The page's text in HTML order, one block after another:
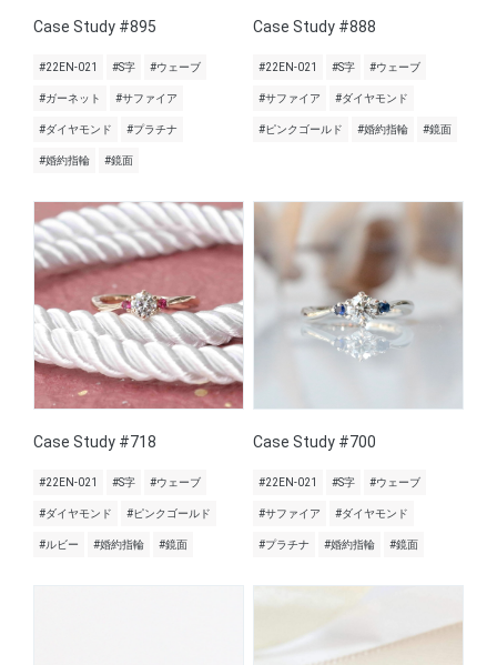
Case Study #895
#22EN-021 #S字 #ウェーブ
#ガーネット #サファイア
#ダイヤモンド #プラチナ
#婚約指輪 #鏡面
Case Study #888
#22EN-021 #S字 #ウェーブ
#サファイア #ダイヤモンド
#ピンクゴールド #婚約指輪 #鏡面
Case Study #718
#22EN-021 #S字 #ウェーブ
#ダイヤモンド #ピンクゴールド
#ルビー #婚約指輪 #鏡面
Case Study #700
#22EN-021 #S字 #ウェーブ
#サファイア #ダイヤモンド
#プラチナ #婚約指輪 #鏡面